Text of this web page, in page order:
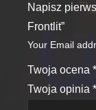
Napisz
Frontlit”
Your Email
Twoja ocena *
Twoja opinia *